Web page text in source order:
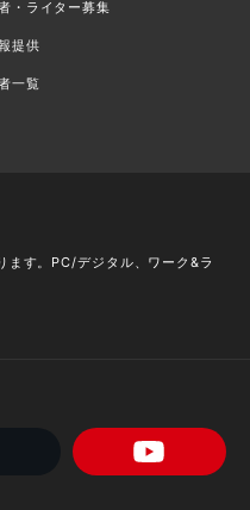
・ライター募集
提供
一覧
ます。PC/デジタル、ワーク&ラ